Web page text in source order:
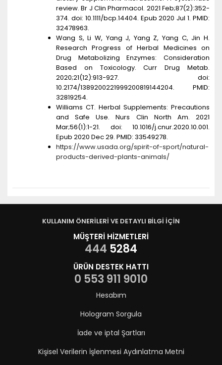
review. Br J Clin Pharmacol. 2021 Feb;87(2):352-
374. doi: 10.1111/bcp.14404. Epub 2020 Jul 1. PMID:
32478963.
Wang S, Li W, Yang J, Yang Z, Yang C, Jin H.
Research Progress of Herbal Medicines on
Drug Metabolizing Enzymes: Consideration
Based on Toxicology. Curr Drug Metab.
2020;21(12):913-927. doi:
10.2174/1389200221999200819144204. PMID:
32819254.
Williams CT. Herbal Supplements: Precautions
and Safe Use. Nurs Clin North Am. 2021
Mar;56(1):1-21. doi: 10.1016/j.cnur.2020.10.001.
Epub 2020 Dec 29. PMID: 33549278.
https://www.usada.org/spirit-of-sport/natural-
products-derived-plants-animals/
KULLANIM ÖNERİLERİ VE DETAYLI BİLGİ İÇİN
MÜŞTERİ HİZMETLERİ
444 5284
ÜRÜN DESTEK HATTI
0 553 911 9010
Hesabım
Hologram Sorgula
İade ve iptal Şartları
Kişisel Verilerin İşlenmesi Aydınlatma Metni